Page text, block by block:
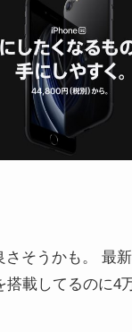
さそうかも。 最
搭載してるのに4